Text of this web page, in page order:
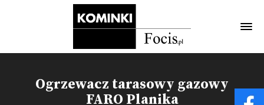
Ogrzewacz tarasowy gazowy
FARO Planika